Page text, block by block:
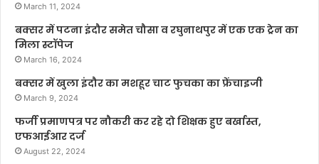
March 11, 2024
बक्सर में पटना इंदौर समेत चौसा व रघुनाथपुर में एक एक ट्रेन का
मिला स्टॉपेज
March 16, 2024
बक्सर में खुला इंदौर का मशहूर चाट फुचका का फ्रेंचाइजी
March 9, 2024
फर्जी प्रमाणपत्र पर नौकरी कर रहे दो शिक्षक हुए बर्खास्त,
एफआईआर दर्ज
August 22, 2024